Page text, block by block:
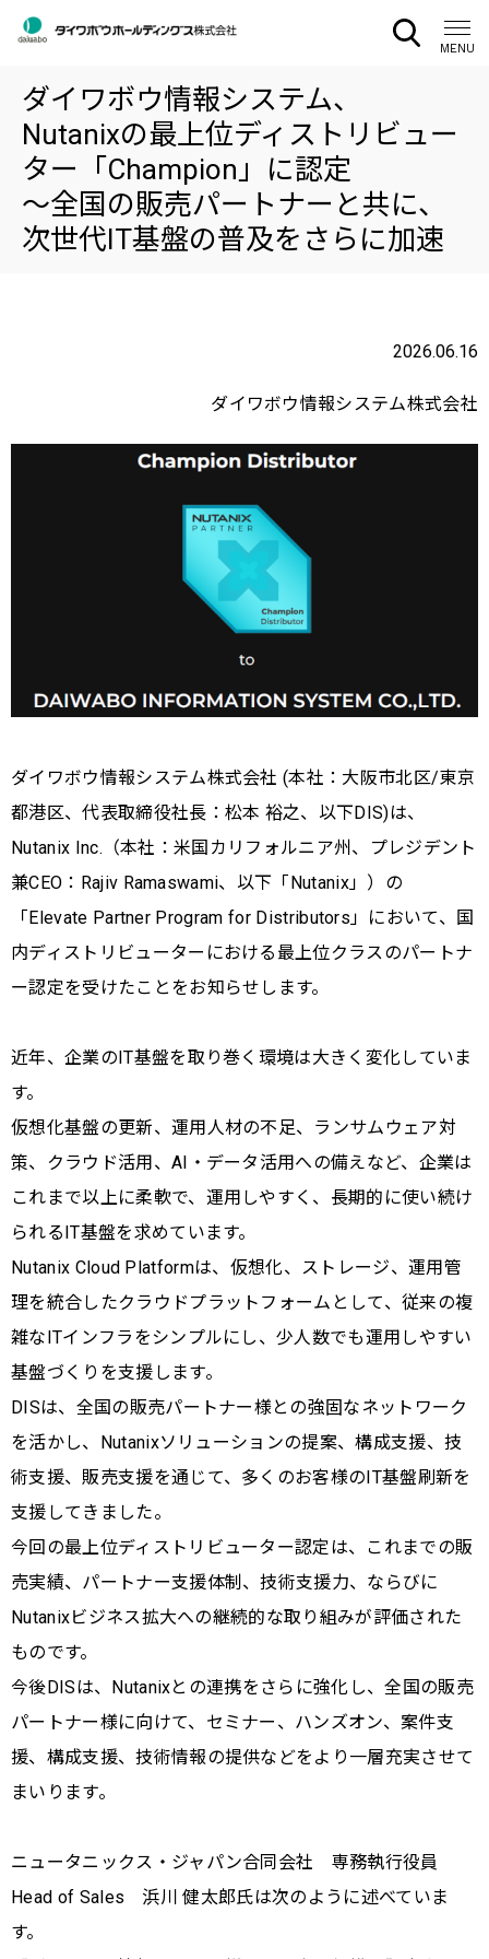
CLOSE
MENU
ダイワボウ情報システム、
Nutanixの最上位ディストリビュー
ター「Champion」に認定
～全国の販売パートナーと共に、
次世代IT基盤の普及をさらに加速
2026.06.16
ダイワボウ情報システム株式会社
ダイワボウ情報システム株式会社 (本社：大阪市北区/東京
都港区、代表取締役社長：松本 裕之、以下DIS)は、
Nutanix Inc.（本社：米国カリフォルニア州、プレジデント
兼CEO：Rajiv Ramaswami、以下「Nutanix」）の
「Elevate Partner Program for Distributors」において、国
内ディストリビューターにおける最上位クラスのパートナ
ー認定を受けたことをお知らせします。
近年、企業のIT基盤を取り巻く環境は大きく変化していま
す。
仮想化基盤の更新、運用人材の不足、ランサムウェア対
策、クラウド活用、AI・データ活用への備えなど、企業は
これまで以上に柔軟で、運用しやすく、長期的に使い続け
られるIT基盤を求めています。
Nutanix Cloud Platformは、仮想化、ストレージ、運用管
理を統合したクラウドプラットフォームとして、従来の複
雑なITインフラをシンプルにし、少人数でも運用しやすい
基盤づくりを支援します。
DISは、全国の販売パートナー様との強固なネットワーク
を活かし、Nutanixソリューションの提案、構成支援、技
術支援、販売支援を通じて、多くのお客様のIT基盤刷新を
支援してきました。
今回の最上位ディストリビューター認定は、これまでの販
売実績、パートナー支援体制、技術支援力、ならびに
Nutanixビジネス拡大への継続的な取り組みが評価された
ものです。
今後DISは、Nutanixとの連携をさらに強化し、全国の販売
パートナー様に向けて、セミナー、ハンズオン、案件支
援、構成支援、技術情報の提供などをより一層充実させて
まいります。
ニュータニックス・ジャパン合同会社 専務執行役員
Head of Sales 浜川 健太郎氏は次のように述べていま
す。